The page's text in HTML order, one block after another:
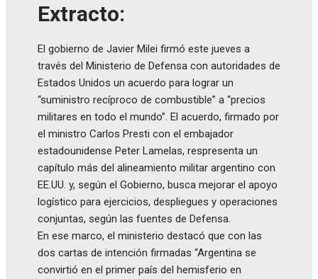
Extracto:
El gobierno de Javier Milei firmó este jueves a
través del Ministerio de Defensa con autoridades de
Estados Unidos un acuerdo para lograr un
“suministro recíproco de combustible” a “precios
militares en todo el mundo”. El acuerdo, firmado por
el ministro Carlos Presti con el embajador
estadounidense Peter Lamelas, respresenta un
capítulo más del alineamiento militar argentino con
EE.UU. y, según el Gobierno, busca mejorar el apoyo
logístico para ejercicios, despliegues y operaciones
conjuntas, según las fuentes de Defensa.
En ese marco, el ministerio destacó que con las
dos cartas de intención firmadas “Argentina se
convirtió en el primer país del hemisferio en